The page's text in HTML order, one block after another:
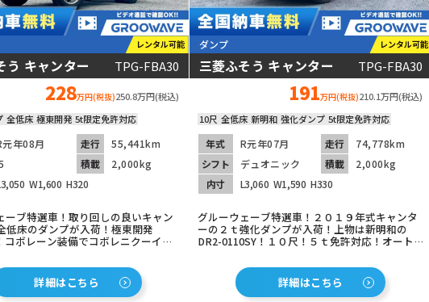
レンタル可能
う キャンター TPG-FBA30
228万円(税抜)250.8万円(税込)
全低床 極東開発 5t限定免許対応
元年08月 走行
55,441km
積載
2,000kg
W1,600 H320
ーブ特選車！取り回しの良いキャン
低床のダンプが入荷！極東開発
コボレーン装備でコボレニクーイ
脱警報等安全装備も充実デス！
詳細はこちら
動画あり
ダンプ レンタル可能
三菱ふそう キャンター TPG-FBA30
191万円(税抜)210.1万円(税込)
10尺 全低床 新明和 強化ダンプ 5t限定免許対応
年式 R元年07月 走行
74,778km
シフト
デュオニック 積載
2,000kg
内寸
L3,060 W1,590 H330
グルーウェーブ特選車！２０１９年式キャンタ
ーの２ｔ強化ダンプが入荷！上物は新明和の
DR2-0110SY！１０尺！５ｔ免許対応！オートマ
れないですね！ロックピン仕様！安全装備充
実！運転アシスト装備も付いてて嬉しい！ETC
車載器も装着済み！詳細はこちら
動画あり